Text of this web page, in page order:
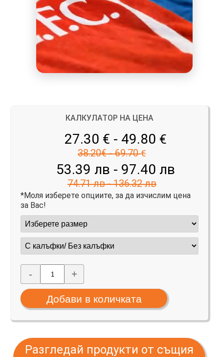
КАЛКУЛАТОР НА ЦЕНА
27.30 € - 49.80 €
38.20€ - 69.70 €
53.39 лв - 97.40 лв
74.71 лв - 136.32 лв
*Моля изберете опциите, за да изчислим цена
за Вас!
- +
Разгледай продукти от същия